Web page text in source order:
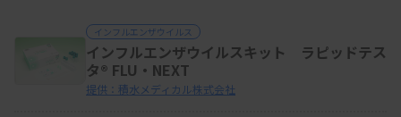
インフルエンザウイルス
インフルエンザウイルスキット ラピッドテス
タ® FLU・NEXT
提供：積水メディカル株式会社